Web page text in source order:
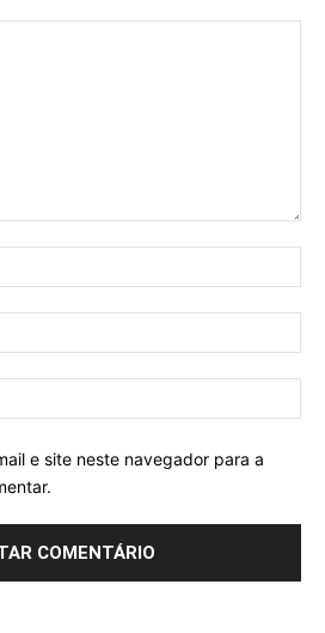
e site neste navegador para a